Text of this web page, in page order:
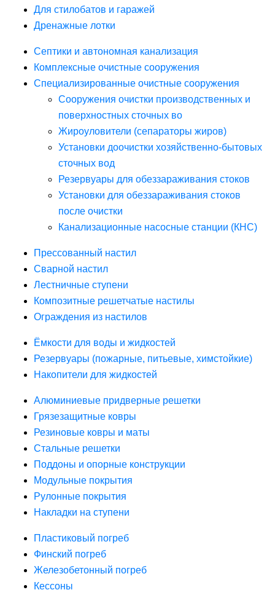
Для стилобатов и гаражей
Дренажные лотки
Септики и автономная канализация
Комплексные очистные сооружения
Специализированные очистные сооружения
Сооружения очистки производственных и
поверхностных сточных во
Жироуловители (сепараторы жиров)
Установки доочистки хозяйственно-бытовых
сточных вод
Резервуары для обеззараживания стоков
Установки для обеззараживания стоков
после очистки
Канализационные насосные станции (КНС)
Прессованный настил
Сварной настил
Лестничные ступени
Композитные решетчатые настилы
Ограждения из настилов
Ёмкости для воды и жидкостей
Резервуары (пожарные, питьевые, химстойкие)
Накопители для жидкостей
Алюминиевые придверные решетки
Грязезащитные ковры
Резиновые ковры и маты
Стальные решетки
Поддоны и опорные конструкции
Модульные покрытия
Рулонные покрытия
Накладки на ступени
Пластиковый погреб
Финский погреб
Железобетонный погреб
Кессоны